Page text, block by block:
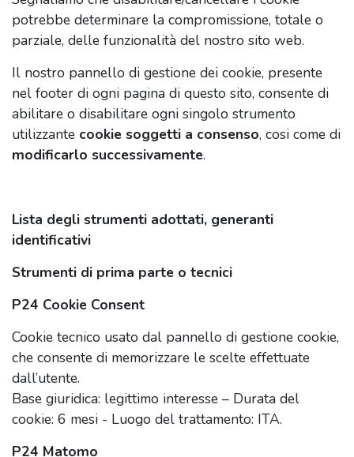
potrebbe determinare la compromissione, totale o
parziale, delle funzionalità del nostro sito web.
Il nostro pannello di gestione dei cookie, presente
nel footer di ogni pagina di questo sito, consente di
abilitare o disabilitare ogni singolo strumento
utilizzante cookie soggetti a consenso, cosi come di
modificarlo successivamente.
Lista degli strumenti adottati, generanti
identificativi
Strumenti di prima parte o tecnici
P24 Cookie Consent
Cookie tecnico usato dal pannello di gestione cookie,
che consente di memorizzare le scelte effettuate
dall’utente.
Base giuridica: legittimo interesse – Durata del
cookie: 6 mesi - Luogo del trattamento: ITA.
P24 Matomo